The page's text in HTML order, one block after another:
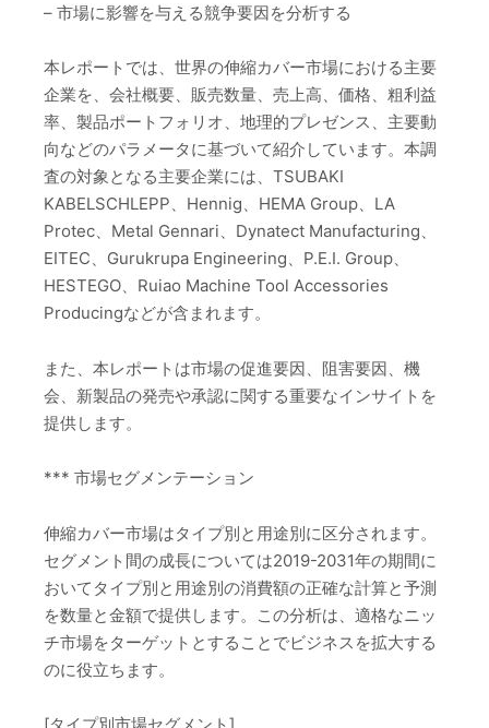
– 市場に影響を与える競争要因を分析する
本レポートでは、世界の伸縮カバー市場における主要
企業を、会社概要、販売数量、売上高、価格、粗利益
率、製品ポートフォリオ、地理的プレゼンス、主要動
向などのパラメータに基づいて紹介しています。本調
査の対象となる主要企業には、TSUBAKI
KABELSCHLEPP、Hennig、HEMA Group、LA
Protec、Metal Gennari、Dynatect Manufacturing、
EITEC、Gurukrupa Engineering、P.E.I. Group、
HESTEGO、Ruiao Machine Tool Accessories
Producingなどが含まれます。
また、本レポートは市場の促進要因、阻害要因、機
会、新製品の発売や承認に関する重要なインサイトを
提供します。
*** 市場セグメンテーション
伸縮カバー市場はタイプ別と用途別に区分されます。
セグメント間の成長については2019-2031年の期間に
おいてタイプ別と用途別の消費額の正確な計算と予測
を数量と金額で提供します。この分析は、適格なニッ
チ市場をターゲットとすることでビジネスを拡大する
のに役立ちます。